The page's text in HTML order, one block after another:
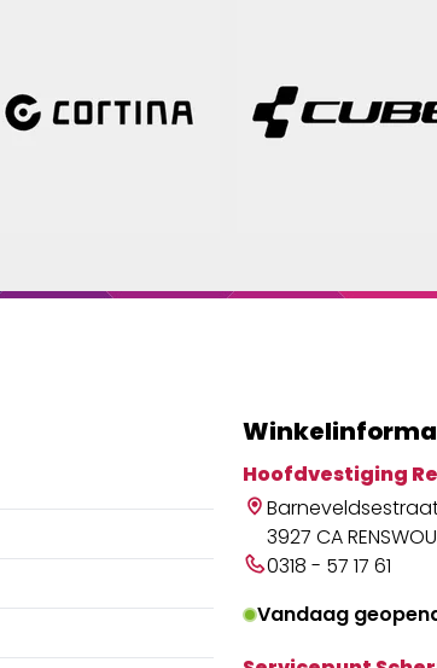
Hoofdvestiging
Barneveldsestraat
3927 CA
0318 - 57 17 61
Vandaag